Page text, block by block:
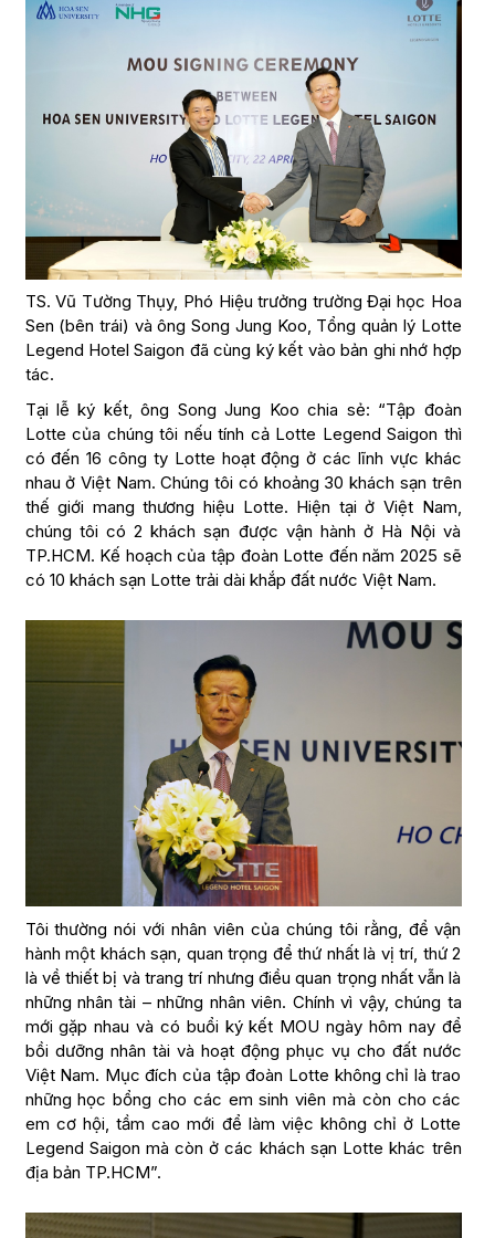
TS. Vũ Tường Thụy, Phó Hiệu trưởng trường Đại học Hoa
Sen (bên trái) và ông Song Jung Koo, Tổng quản lý Lotte
Legend Hotel Saigon đã cùng ký kết vào bản ghi nhớ hợp
tác.
Tại lễ ký kết, ông Song Jung Koo chia sẻ: “Tập đoàn
Lotte của chúng tôi nếu tính cả Lotte Legend Saigon thì
có đến 16 công ty Lotte hoạt động ở các lĩnh vực khác
nhau ở Việt Nam. Chúng tôi có khoảng 30 khách sạn trên
thế giới mang thương hiệu Lotte. Hiện tại ở Việt Nam,
chúng tôi có 2 khách sạn được vận hành ở Hà Nội và
TP.HCM. Kế hoạch của tập đoàn Lotte đến năm 2025 sẽ
có 10 khách sạn Lotte trải dài khắp đất nước Việt Nam.
Tôi thường nói với nhân viên của chúng tôi rằng, để vận
hành một khách sạn, quan trọng để thứ nhất là vị trí, thứ 2
là về thiết bị và trang trí nhưng điều quan trọng nhất vẫn là
những nhân tài – những nhân viên. Chính vì vậy, chúng ta
mới gặp nhau và có buổi ký kết MOU ngày hôm nay để
bồi dưỡng nhân tài và hoạt động phục vụ cho đất nước
Việt Nam. Mục đích của tập đoàn Lotte không chỉ là trao
những học bổng cho các em sinh viên mà còn cho các
em cơ hội, tầm cao mới để làm việc không chỉ ở Lotte
Legend Saigon mà còn ở các khách sạn Lotte khác trên
địa bản TP.HCM”.